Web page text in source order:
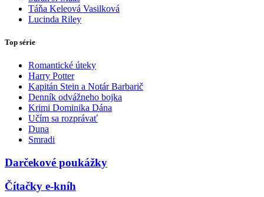
Táňa Keleová Vasilková
Lucinda Riley
Top série
Romantické úteky
Harry Potter
Kapitán Stein a Notár Barbarič
Denník odvážneho bojka
Krimi Dominika Dána
Učím sa rozprávať
Duna
Smradi
Darčekové poukážky
Čítačky e-kníh